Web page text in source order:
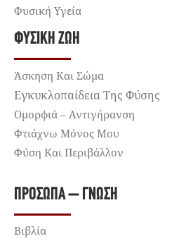
Φυσική Υγεία
ΦΥΣΙΚΉ ΖΩΉ
Άσκηση Και Σώμα
Εγκυκλοπαίδεια Της Φύσης
Ομορφιά – Αντιγήρανση
Φτιάχνω Μόνος Μου
Φύση Και Περιβάλλον
ΠΡΌΣΩΠΑ – ΓΝΏΣΗ
Βιβλία